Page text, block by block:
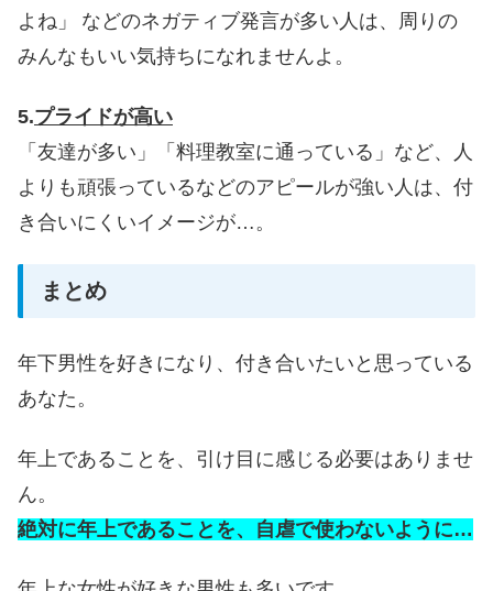
よね」
などのネガティブ発言が多い人は、周りの
みんなもいい気持ちになれませんよ。
5.プライドが高い
「友達が多い」「料理教室に通っている」など、人
よりも頑張っているなどのアピールが強い人は、付
き合いにくいイメージが…。
まとめ
年下男性を好きになり、付き合いたいと思っている
あなた。
年上であることを、引け目に感じる必要はありませ
ん。
絶対に年上であることを、自虐で使わないように…